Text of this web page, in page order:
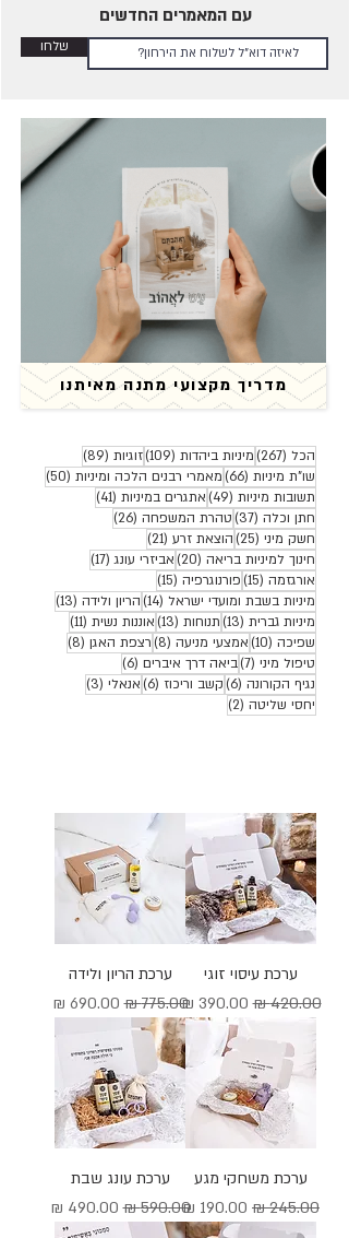
מה לעשות אם יש כאבים בקיום
עם המאמרים החדשים
שלחו
מדריך מקצועי מתנה מאיתנו
הכל (267) 267 פוסטים
מיניות ביהדות (109) 109 פוסטים
זוגיות (89)
89 פוסטים
שו"ת מיניות (66) 66 פוסטים
מאמרי רבנים הלכה ומיניות (50)
50 פוסטים
תשובות מיניות (49) 49 פוסטים
אתגרים במיניות (41)
41 פוסטים
חתן וכלה (37) 37 פוסטים
טהרת המשפחה (26)
26 פוסטים
חשק מיני (25) 25 פוסטים
הוצאת זרע (21)
21 פוסטים
חינוך למיניות בריאה (20) 20 פוסטים
אביזרי עונג (17)
17 פוסטים
אורגזמה (15) 15 פוסטיםפורנוגרפיה (15)
15 פוסטים
מיניות בשבת ומועדי ישראל (14) 14 פוסטיםהריון ולידה (13)
13 פוסטים
מיניות גברית (13) 13 פוסטיםתנוחות (13) 13 פוסטיםאוננות נשית (11)
11 פוסטים
שפיכה (10) 10 פוסטיםאמצעי מניעה (8) 8 פוסטיםרצפת האגן (8)
8 פוסטים
טיפול מיני (7) 7 פוסטיםביאה דרך איברים (6)
6 פוסטים
נגיף הקורונה (6) 6 פוסטיםקשב וריכוז (6) 6 פוסטיםאנאלי (3)
3 פוסטים
יחסי שליטה (2) 2 פוסטים
ערכת עיסוי זוגי
מחיר רגיל‏420.00 ‏₪ מחיר מבצע
ערכת הריון ולידה
מחיר רגיל‏775.00 ‏₪ מחיר מבצע
ערכת משחקי מגע
מחיר רגיל
מחיר מבצע
ערכת עונג שבת
מחיר רגיל‏590.00 ‏₪ מחיר מבצע